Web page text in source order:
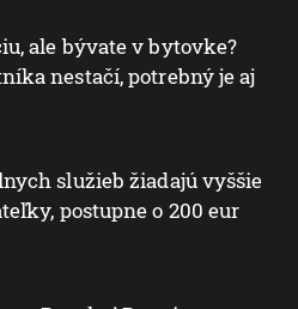
ale bývate v bytovke?
nestačí, potrebný je aj
služieb žiadajú vyššie
postupne o 200 eur